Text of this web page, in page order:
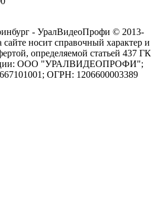
- УралВидеоПрофи © 2013-
носит справочный характер и
определяемой статьей 437 ГК
ООО "УРАЛВИДЕОПРОФИ";
ОГРН: 1206600003389